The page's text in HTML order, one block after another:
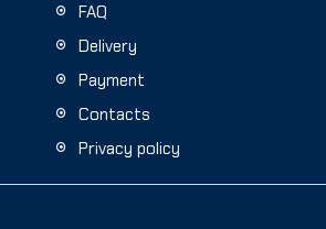
FAQ
Delivery
Payment
Contacts
Privacy policy